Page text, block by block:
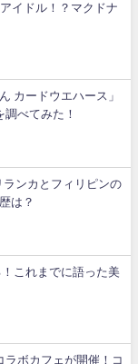
イドル！？マクドナ
カードウエハース」
べてみた！
ンカとフィリピンの
は？
これまでに語った美
ラボカフェが開催！コ